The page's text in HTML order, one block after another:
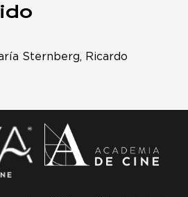
Sternberg, Ricardo